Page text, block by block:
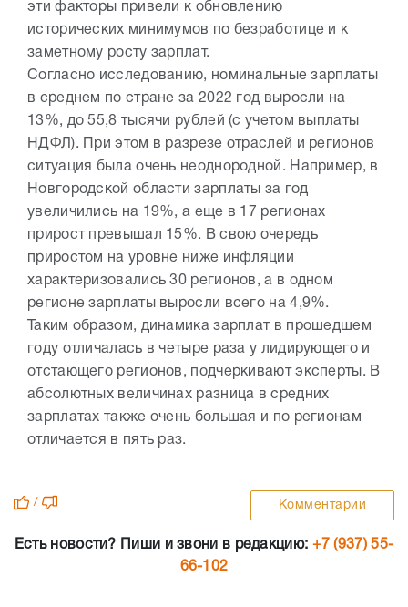
эти факторы привели к обновлению
исторических минимумов по безработице и к
заметному росту зарплат.
Согласно исследованию, номинальные зарплаты
в среднем по стране за 2022 год выросли на
13%, до 55,8 тысячи рублей (с учетом выплаты
НДФЛ). При этом в разрезе отраслей и регионов
ситуация была очень неоднородной. Например, в
Новгородской области зарплаты за год
увеличились на 19%, а еще в 17 регионах
прирост превышал 15%. В свою очередь
приростом на уровне ниже инфляции
характеризовались 30 регионов, а в одном
регионе зарплаты выросли всего на 4,9%.
Таким образом, динамика зарплат в прошедшем
году отличалась в четыре раза у лидирующего и
отстающего регионов, подчеркивают эксперты. В
абсолютных величинах разница в средних
зарплатах также очень большая и по регионам
отличается в пять раз.
/ Комментарии
Есть новости? Пиши и звони в редакцию: +7 (937) 55-
66-102